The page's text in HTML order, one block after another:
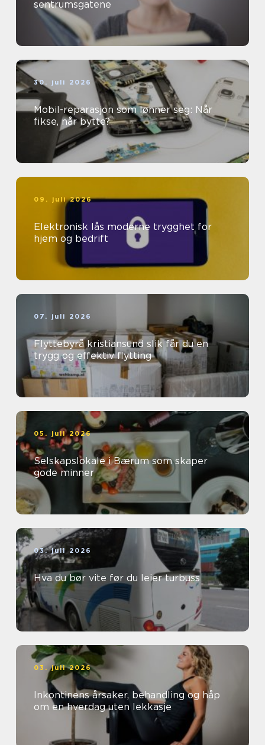
sentrumsgatene
30. juli 2026
Mobil-reparasjon som lønner seg: Når
fikse, når bytte?
09. juli 2026
Elektronisk lås moderne trygghet for
hjem og bedrift
07. juli 2026
Flyttebyrå kristiansund slik får du en
trygg og effektiv flytting
05. juli 2026
Selskapslokale i Bærum som skaper
gode minner
03. juli 2026
Hva du bør vite før du leier turbuss
03. juli 2026
Inkontinens årsaker, behandling og håp
om en hverdag uten lekkasje